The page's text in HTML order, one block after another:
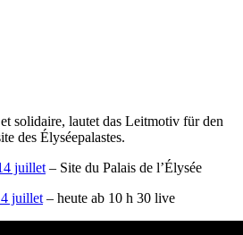
solidaire, lautet das Leitmotiv für den
des Élyséepalastes.
juillet– Site du Palais de l’Élysée
juillet– heute ab 10 h 30 live